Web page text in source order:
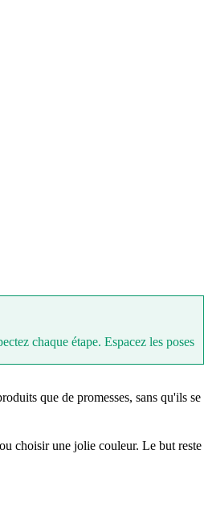
chaque étape. Espacez les poses
que de promesses, sans qu'ils se
choisir une jolie couleur. Le but reste